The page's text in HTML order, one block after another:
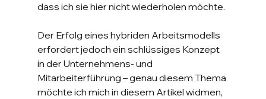
dass ich sie hier nicht wiederholen möchte.
Der Erfolg eines hybriden Arbeitsmodells
erfordert jedoch ein schlüssiges Konzept
in der Unternehmens- und
Mitarbeiterführung – genau diesem Thema
möchte ich mich in diesem Artikel widmen,